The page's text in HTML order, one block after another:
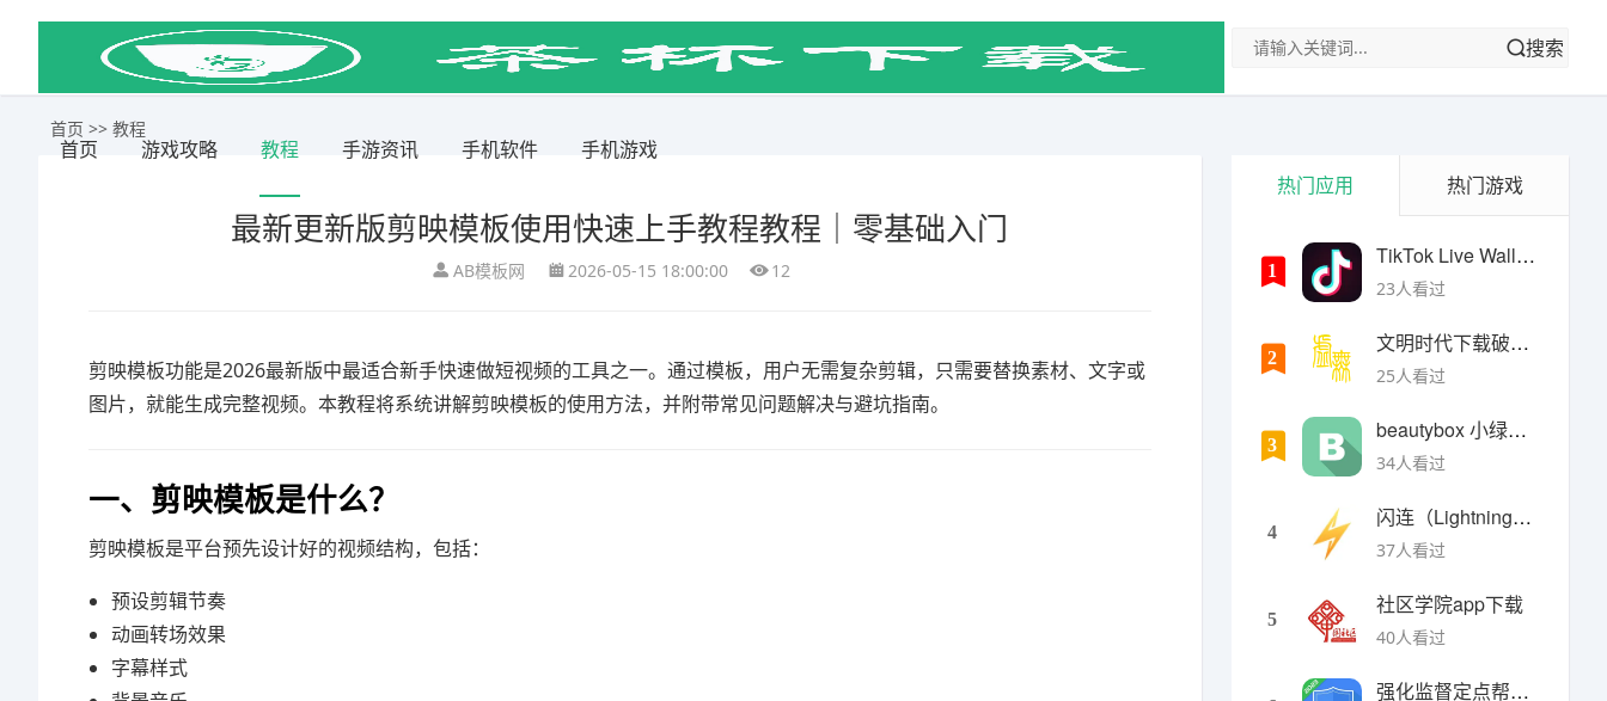
首页 游戏攻略 教程 手游资讯 手机软件 手机游戏
搜索
首页 >> 教程
最新更新版剪映模板使用快速上手教程教程｜零基础入门
AB模板网 2026-05-15 18:00:00 12
剪映模板功能是2026最新版中最适合新手快速做短视频的工具之一。通过模板，用户无需复杂剪辑，只需要替换素材、文字或
图片，就能生成完整视频。本教程将系统讲解剪映模板的使用方法，并附带常见问题解决与避坑指南。
一、剪映模板是什么？
剪映模板是平台预先设计好的视频结构，包括：
预设剪辑节奏
动画转场效果
字幕样式
热门应用 热门游戏
1
TikTok Live Wallpaper
23人看过
2
文明时代下载破解版无限金币最新版
25人看过
3
beautybox 小绿盒正版最新免费下载
34人看过
4
闪连（LightningX）加速器app
37人看过
5
社区学院app下载
40人看过
强化监督定点帮扶下载